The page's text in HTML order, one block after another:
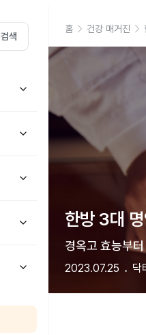
검색
홈 건강 매거진
한방 3대
경옥고 효능부
2023.07.25 닥